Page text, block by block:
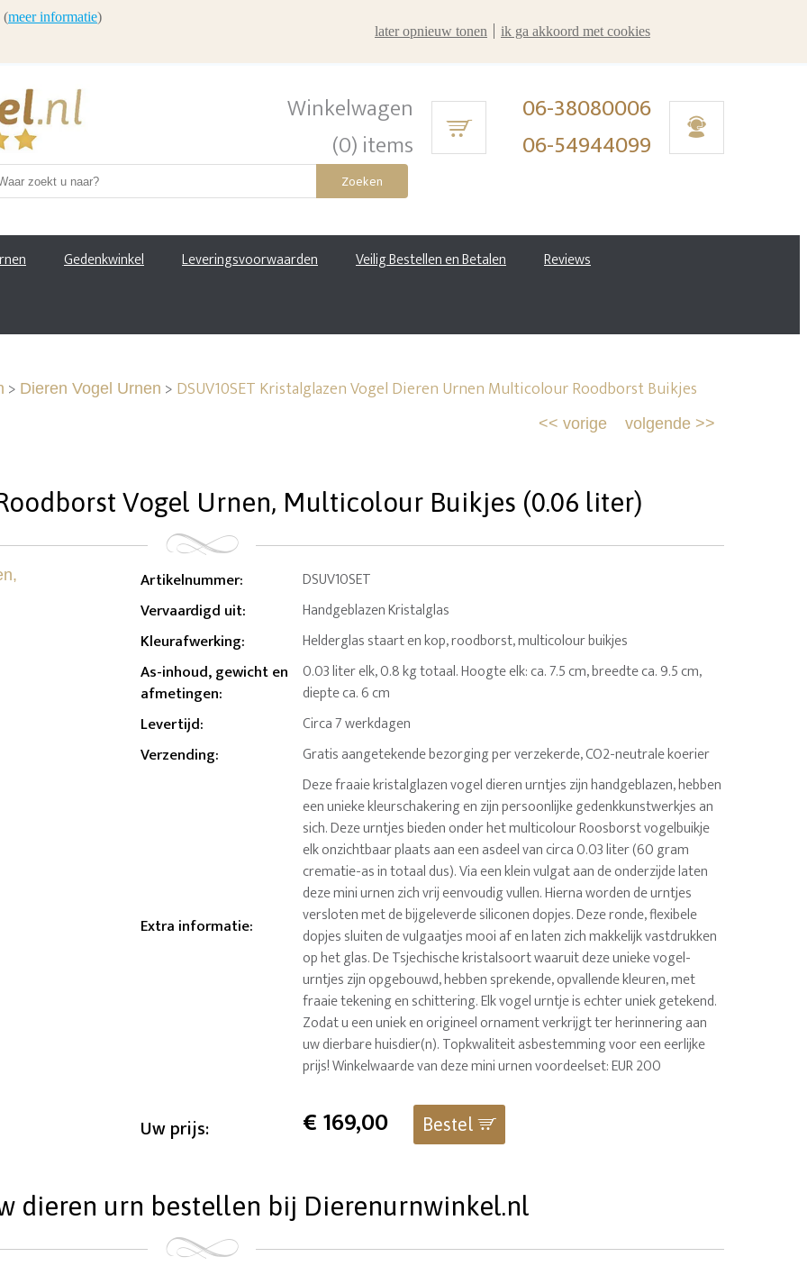
Winkelwagen
(0) items
06-38080006
06-54944099
Zoeken
Gedenkwinkel Leveringsvoorwaarden Veilig Bestellen en Betalen Reviews
> Dieren Vogel Urnen > DSUV10SET Kristalglazen Vogel Dieren Urnen Multicolour Roodborst Buikjes
volgende >>
<< vorige
Vogel Urnen, Multicolour Buikjes (0.06 liter)
Artikelnummer: DSUV10SET
Vervaardigd uit: Handgeblazen Kristalglas
Kleurafwerking: Helderglas staart en kop, roodborst, multicolour buikjes
As-inhoud, gewicht en
afmetingen:
0.03 liter elk, 0.8 kg totaal. Hoogte elk: ca. 7.5 cm, breedte ca. 9.5 cm,
diepte ca. 6 cm
Levertijd: Circa 7 werkdagen
Verzending: Gratis aangetekende bezorging per verzekerde, CO2-neutrale koerier
Extra informatie:
Deze fraaie kristalglazen vogel dieren urntjes zijn handgeblazen, hebben
een unieke kleurschakering en zijn persoonlijke gedenkkunstwerkjes an
sich. Deze urntjes bieden onder het multicolour Roosborst vogelbuikje
elk onzichtbaar plaats aan een asdeel van circa 0.03 liter (60 gram
crematie-as in totaal dus). Via een klein vulgat aan de onderzijde laten
deze mini urnen zich vrij eenvoudig vullen. Hierna worden de urntjes
versloten met de bijgeleverde siliconen dopjes. Deze ronde, flexibele
dopjes sluiten de vulgaatjes mooi af en laten zich makkelijk vastdrukken
op het glas. De Tsjechische kristalsoort waaruit deze unieke vogel-
urntjes zijn opgebouwd, hebben sprekende, opvallende kleuren, met
fraaie tekening en schittering. Elk vogel urntje is echter uniek getekend.
Zodat u een uniek en origineel ornament verkrijgt ter herinnering aan
uw dierbare huisdier(n). Topkwaliteit asbestemming voor een eerlijke
prijs! Winkelwaarde van deze mini urnen voordeelset: EUR 200
Uw prijs: €169,00 Bestel
dieren urn bestellen bij Dierenurnwinkel.nl
(meer informatie)
later opnieuw tonen
ik ga akkoord met cookies